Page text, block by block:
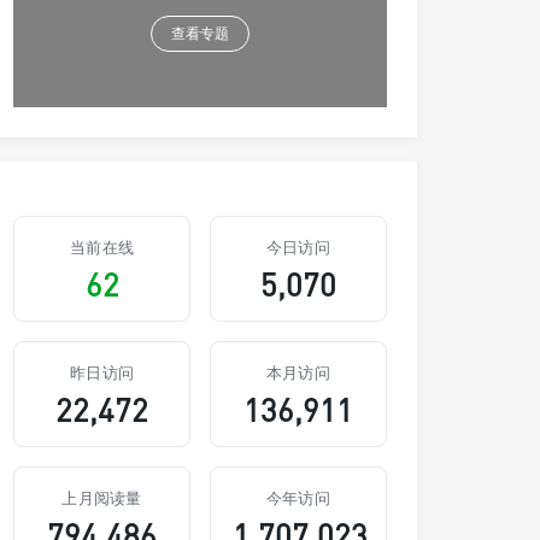
查看专题
当前在线
62
今日访问
5,070
昨日访问
22,472
本月访问
136,911
上月阅读量 今年访问